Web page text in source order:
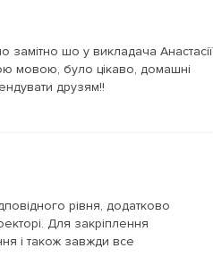
шо у викладача Анастасії
мовою, було цікаво, домашні
друзям!!
рівня, додатково
Для закріплення
і також завжди все